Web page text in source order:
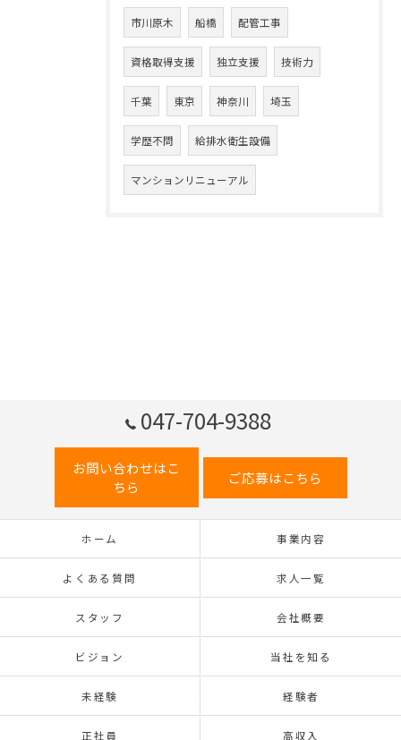
市川原木 船橋 配管工事
資格取得支援 独立支援 技術力
千葉 東京 神奈川 埼玉
学歴不問 給排水衛生設備
マンションリニューアル
047-704-9388
お問い合わせはこ
ちら
ご応募はこちら
ホーム 事業内容
よくある質問 求人一覧
スタッフ 会社概要
ビジョン 当社を知る
未経験 経験者
正社員 高収入